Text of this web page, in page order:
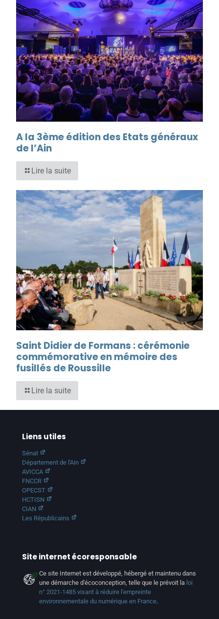
A la 3ème édition des Etats généraux
de l’Ain
Lire la suite
Saint Didier de Formans : cérémonie
commémorative en mémoire des
fusillés de Roussille
Lire la suite
Liens utiles
Sénat
Département de l'Ain
AVICCA
FNCCR
OPECST
HCTISN
CIAN
Les Républicains
Site internet écoresponsable
Ce site Internet est développé, hébergé et maintenu dans
une démarche d'écoconception, telle que le prévoit la loi
n° 2021-1485 visant à réduire l'empreinte
environnementale du numérique en France.